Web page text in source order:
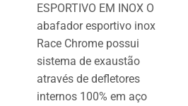
ESPORTIVO EM INOX O
abafador esportivo inox
Race Chrome possui
sistema de exaustão
através de defletores
internos 100% em aço